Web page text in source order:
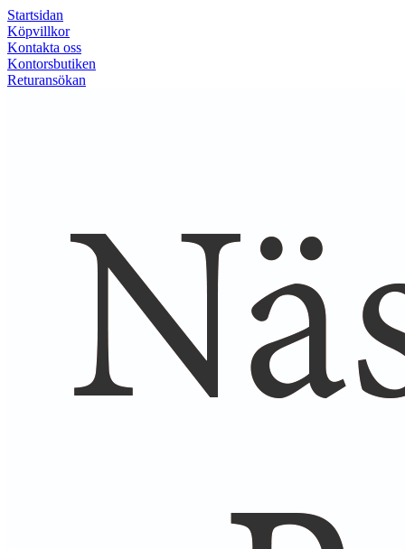
Startsidan
Köpvillkor
Kontakta oss
Kontorsbutiken
Returansökan